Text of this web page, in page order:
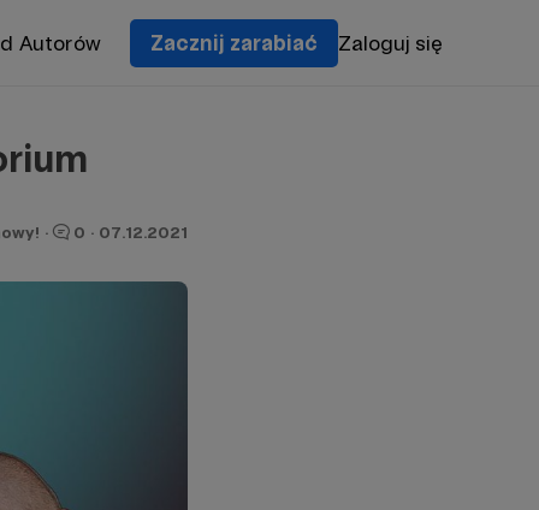
Autorów Zacznij zarabiać Zaloguj się
· 0 · 07.12.2021